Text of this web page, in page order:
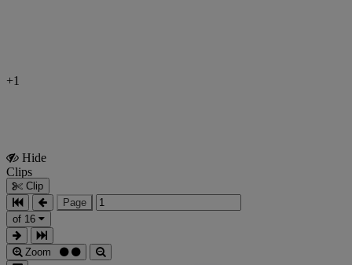
+1
Hide
Clips
Clip
Page
of 16
Zoom